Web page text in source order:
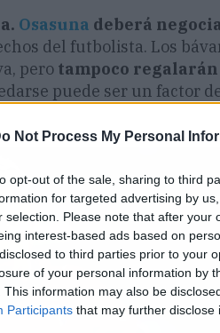
Not Process My Personal
opt-out of the sale, sharing to third
for targeted advertising by
selection. Please note that after your
interest-based ads based on
to third parties prior to your
of your personal information by
This information may also be
Participants that may further disclose
Osasuna deberá
del futbolista. Los
pero tampoco
puede ser un factor